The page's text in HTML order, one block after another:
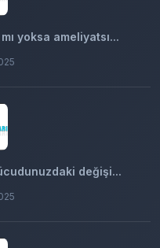
yoksa ameliyatsı...
değişi...